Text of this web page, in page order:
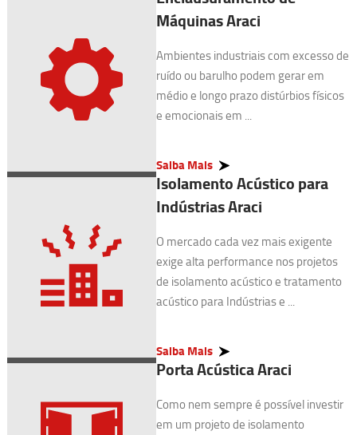
Máquinas Araci
Ambientes industriais com excesso de
ruído ou barulho podem gerar em
médio e longo prazo distúrbios físicos
e emocionais em ...
Saiba Mais
Isolamento Acústico para
Indústrias Araci
O mercado cada vez mais exigente
exige alta performance nos projetos
de isolamento acústico e tratamento
acústico para Indústrias e ...
Saiba Mais
Porta Acústica Araci
Como nem sempre é possível investir
em um projeto de isolamento